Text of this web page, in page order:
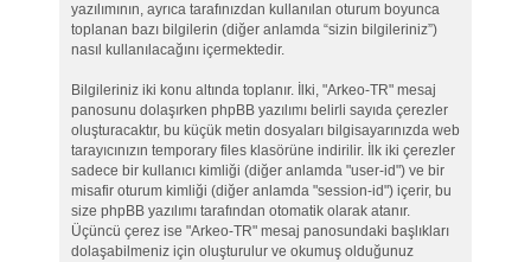
yazılımının, ayrıca tarafınızdan kullanılan oturum boyunca
toplanan bazı bilgilerin (diğer anlamda “sizin bilgileriniz”)
nasıl kullanılacağını içermektedir.
Bilgileriniz iki konu altında toplanır. İlki, "Arkeo-TR" mesaj
panosunu dolaşırken phpBB yazılımı belirli sayıda çerezler
oluşturacaktır, bu küçük metin dosyaları bilgisayarınızda web
tarayıcınızın temporary files klasörüne indirilir. İlk iki çerezler
sadece bir kullanıcı kimliği (diğer anlamda "user-id") ve bir
misafir oturum kimliği (diğer anlamda "session-id") içerir, bu
size phpBB yazılımı tarafından otomatik olarak atanır.
Üçüncü çerez ise "Arkeo-TR" mesaj panosundaki başlıkları
dolaşabilmeniz için oluşturulur ve okumuş olduğunuz